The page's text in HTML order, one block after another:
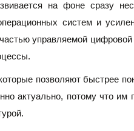
на фоне сразу
систем и
управляемой
позволяют быстрее
актуально, потому что